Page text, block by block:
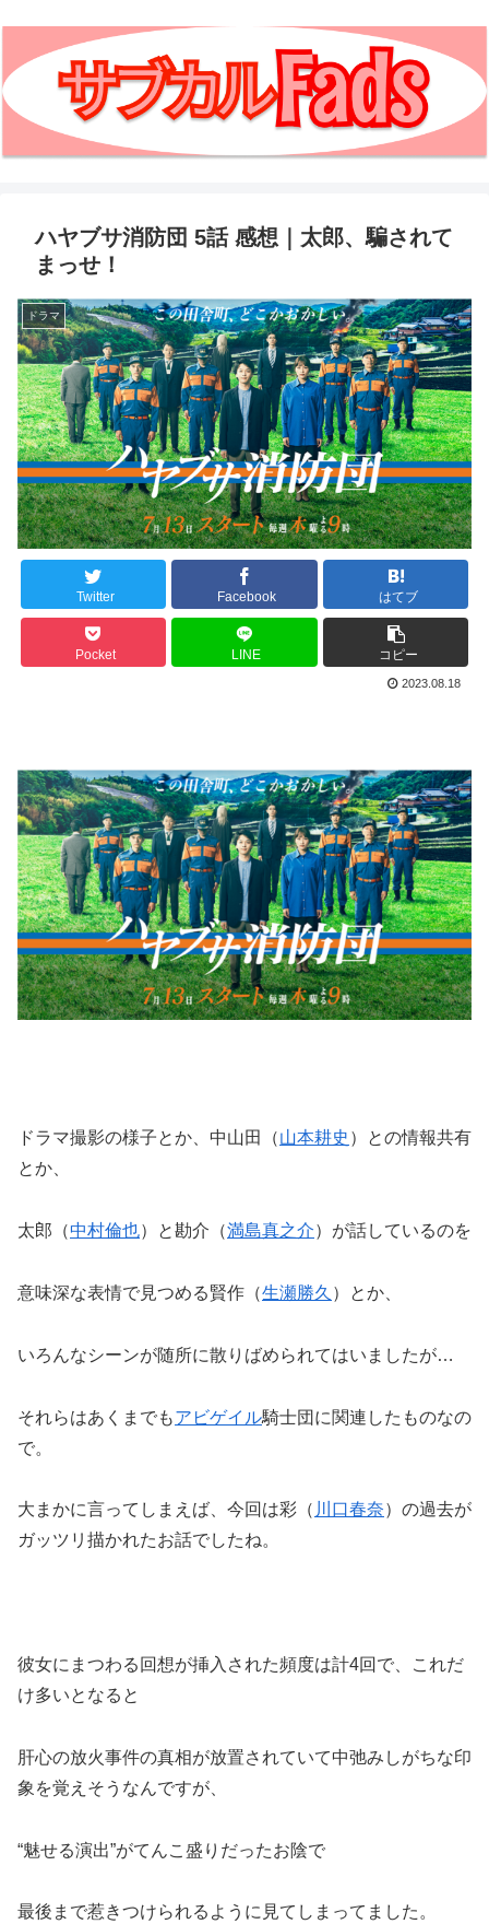
ハヤブサ消防団 5話 感想｜太郎、騙されて
まっせ！
ドラマ
Twitter Facebook はてブ
Pocket LINE コピー
2023.08.18
ドラマ撮影の様子とか、中山田（山本耕史 ）との情報共有
とか、
太郎（中村倫也）と勘介（満島真之介）が話しているのを
意味深な表情で見つめる賢作（生瀬勝久 ）とか、
いろんなシーンが随所に散りばめられてはいましたが…
それらはあくまでもアビゲイル騎士団に関連したものなの
で。
大まかに言ってしまえば、今回は彩（ 川口春奈）の過去が
ガッツリ描かれたお話でしたね。
彼女にまつわる回想が挿入された頻度は計4回で、これだ
け多いとなると
肝心の放火事件の真相が放置されていて中弛みしがちな印
象を覚えそうなんですが、
“魅せる演出”がてんこ盛りだったお陰で
最後まで惹きつけられるように見てしまってました。